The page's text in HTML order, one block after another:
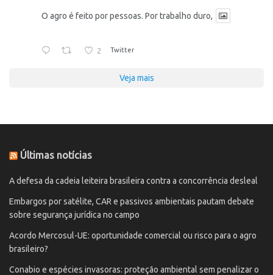
O agro é feito por pessoas. Por trabalho duro,
2 Twitter
Veja mais
Últimas notícias
A defesa da cadeia leiteira brasileira contra a concorrência desleal
Embargos por satélite, CAR e passivos ambientais pautam debate
sobre segurança jurídica no campo
Acordo Mercosul-UE: oportunidade comercial ou risco para o agro
brasileiro?
Conabio e espécies invasoras: proteção ambiental sem penalizar o